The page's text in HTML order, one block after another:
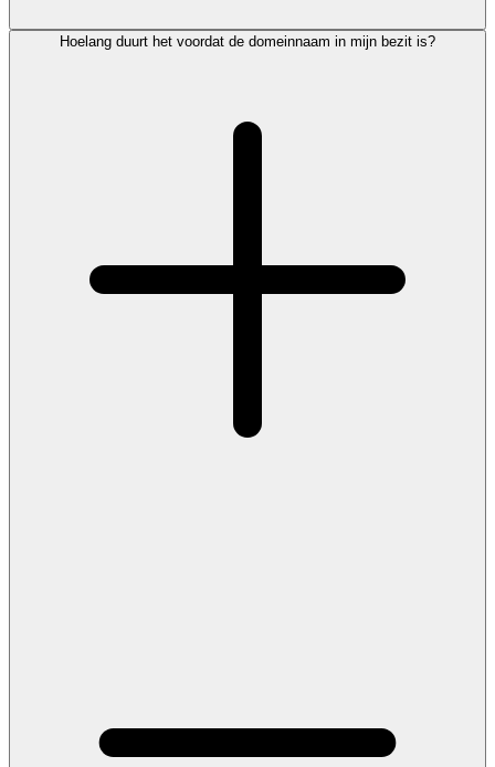
Hoelang duurt het voordat de domeinnaam in mijn bezit is?